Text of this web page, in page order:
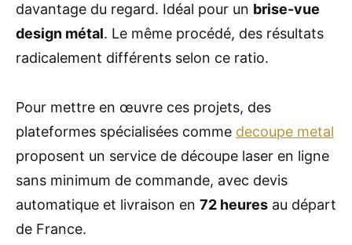
davantage du regard. Idéal pour un brise-vue
design métal. Le même procédé, des résultats
radicalement différents selon ce ratio.
Pour mettre en œuvre ces projets, des
plateformes spécialisées comme decoupe metal
proposent un service de découpe laser en ligne
sans minimum de commande, avec devis
automatique et livraison en 72 heures au départ
de France.